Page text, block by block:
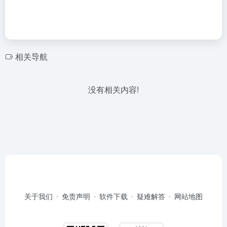
相关导航
没有相关内容!
关于我们 免责声明 软件下载 疑难解答 网站地图